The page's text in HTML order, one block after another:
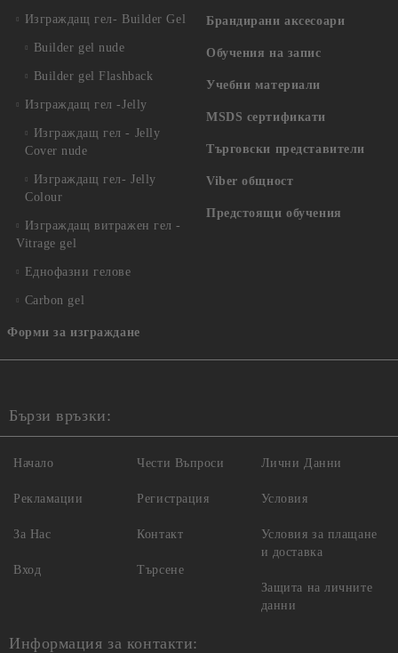
Изграждащ гел- Builder Gel
Builder gel nude
Builder gel Flashback
Изграждащ гел -Jelly
Изграждащ гел - Jelly
Cover nude
Изграждащ гел- Jelly
Colour
Изграждащ витражен гел -
Vitrage gel
Еднофазни гелове
Carbon gel
Форми за изграждане
Брандирани аксесоари
Обучения на запис
Учебни материали
MSDS сертификати
Търговски представители
Viber общност
Предстоящи обучения
Бързи връзки:
Начало
Рекламации
За Нас
Вход
Чести Въпроси
Регистрация
Контакт
Търсене
Лични Данни
Условия
Условия за плащане
и доставка
Защита на личните
данни
Информация за контакти: